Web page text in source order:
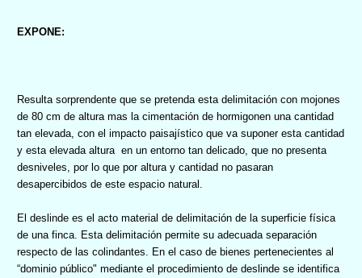
EXPONE:
Resulta sorprendente que se pretenda esta delimitación con mojones
de 80 cm de altura mas la cimentación de hormigonen una cantidad
tan elevada, con el impacto paisajístico que va suponer esta cantidad
y esta elevada altura en un entorno tan delicado, que no presenta
desniveles, por lo que por altura y cantidad no pasaran
desapercibidos de este espacio natural.
El deslinde es el acto material de delimitación de la superficie física
de una finca. Esta delimitación permite su adecuada separación
respecto de las colindantes. En el caso de bienes pertenecientes al
“dominio público" mediante el procedimiento de deslinde se identifica